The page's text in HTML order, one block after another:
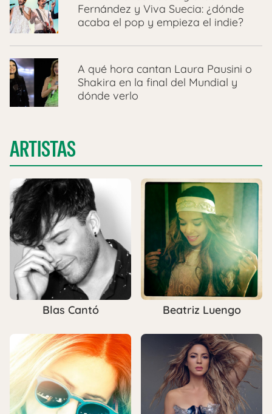
Fernández y Viva Suecia: ¿dónde
acaba el pop y empieza el indie?
A qué hora cantan Laura Pausini o
Shakira en la final del Mundial y
dónde verlo
ARTISTAS
Blas Cantó Beatriz Luengo